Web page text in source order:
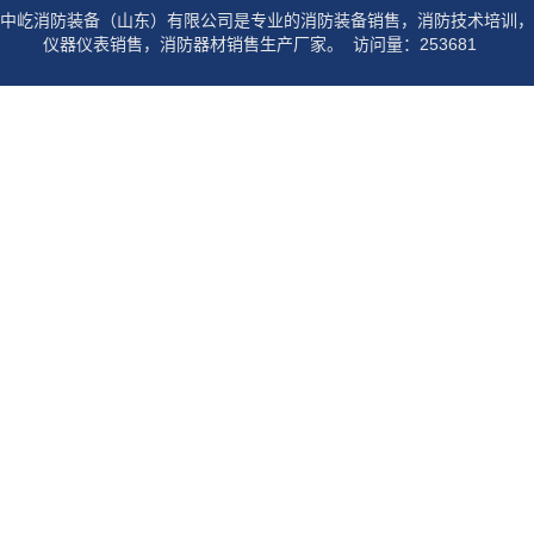
中屹消防装备（山东）有限公司是专业的消防装备销售，消防技术培训，
仪器仪表销售，消防器材销售生产厂家。 访问量：253681